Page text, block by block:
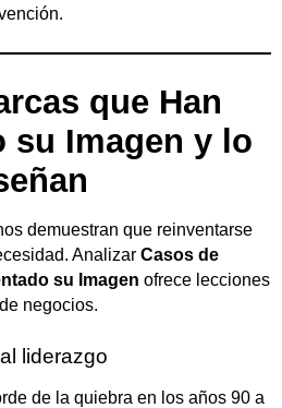
que Han
su Imagen y lo
demuestran que reinventarse
Analizar Casos de
su Imagen ofrece lecciones
negocios.
liderazgo
de la quiebra en los años 90 a